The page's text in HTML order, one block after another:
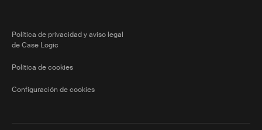
Política de privacidad y aviso legal
de Case Logic
Política de cookies
Configuración de cookies